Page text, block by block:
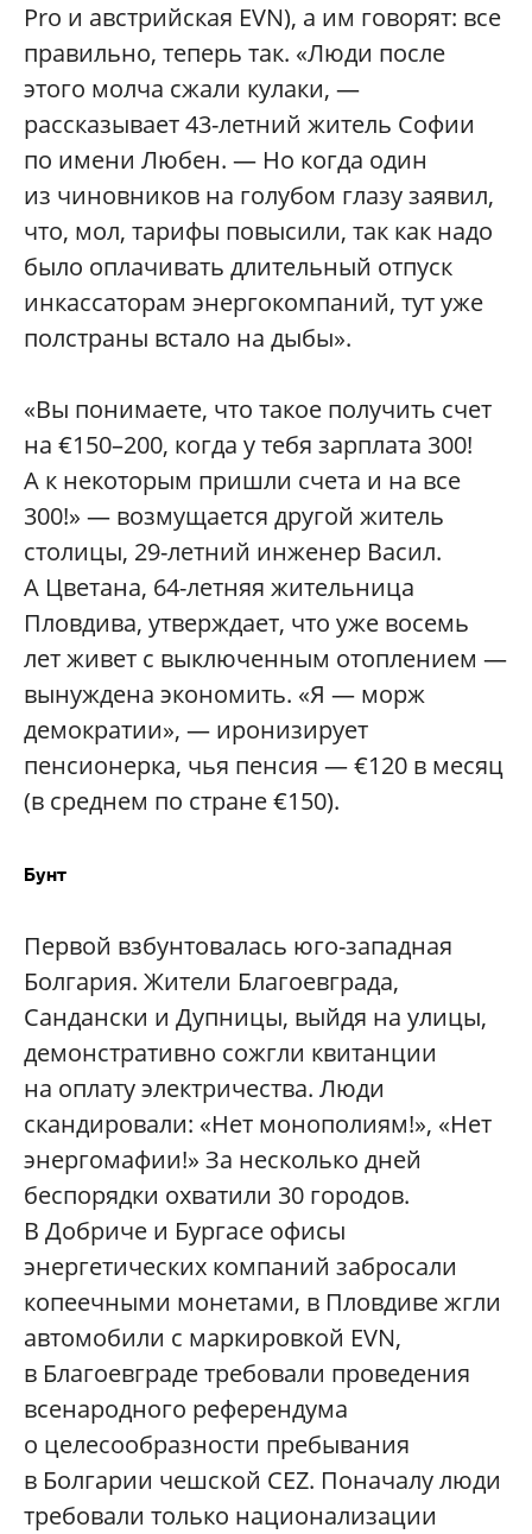
Prо и австрийская ЕVN), а им говорят: все
правильно, теперь так. «Люди после
этого молча сжали кулаки, —
рассказывает 43-летний житель Софии
по имени Любен. — Но когда один
из чиновников на голубом глазу заявил,
что, мол, тарифы повысили, так как надо
было оплачивать длительный отпуск
инкассаторам энергокомпаний, тут уже
полстраны встало на дыбы».
«Вы понимаете, что такое получить счет
на €150–200, когда у тебя зарплата 300!
А к некоторым пришли счета и на все
300!» — возмущается другой житель
столицы, 29-летний инженер Васил.
А Цветана, 64-летняя жительница
Пловдива, утверждает, что уже восемь
лет живет с выключенным отоплением —
вынуждена экономить. «Я — морж
демократии», — иронизирует
пенсионерка, чья пенсия — €120 в месяц
(в среднем по стране €150).
Бунт
Первой взбунтовалась юго-западная
Болгария. Жители Благоевграда,
Сандански и Дупницы, выйдя на улицы,
демонстративно сожгли квитанции
на оплату электричества. Люди
скандировали: «Нет монополиям!», «Нет
энергомафии!» За несколько дней
беспорядки охватили 30 городов.
В Добриче и Бургасе офисы
энергетических компаний забросали
копеечными монетами, в Пловдиве жгли
автомобили с маркировкой EVN,
в Благоевграде требовали проведения
всенародного референдума
о целесообразности пребывания
в Болгарии чешской CEZ. Поначалу люди
требовали только национализации